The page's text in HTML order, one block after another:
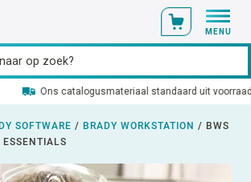
MENU
standaard uit voorraad leverbaar
SOFTWARE / BRADY WORKSTATION / BWS
ESSENTIALS